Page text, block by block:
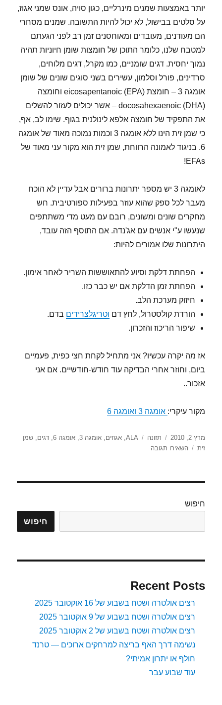
יותר באמצעות שמנים מינרליים, כגון סויה, אונס שמני אגוז,
על סלטים בבישול, לא יכול להיות התשובה. שמנים מסחרי
הם מעודנים, מעובדים ומאוחסנים זמן רב לפני הגעתם
למטבח שלנו, כלומר התוכן של חומצות שומן חיוניות תהיה
נמוך יחסית. דגים שומניים, כמו מקרל, דגים מלוחים,
סרדינים, פורל וסלמון, עשירים בשני סוגים שונים של שומן
אומגה 3 – חומצת eicosapentanoic (EPA) וחומצה
docosahexaenoic (DHA) – אשר יכולים לעזור להשלים
את התפקיד של חומצה אלפא לינולנית בגוף. שימו לב, אף,
כי שמן זית הינו ללא אומגה 3 וכמות נמוכה מאוד של אומגה
6. בניגוד לאמונה הרווחת, שמן זית הוא מקור עני מאוד של
EFAs!
לאומגה 3 יש מספר יתרונות ברורים אבל עדיין לא הוכח
מעבר לכל ספק שהוא עוזר בפעילות ספורטיבית. חש
מחקרים שונים ומשונים, רובם עם מעט מדי משתתפים
שנעשו ע"י אנשים עם אג'נדה. אם התוסף הזה עובד,
היתרונות שלו אמורים להיות:
הפחתת דלקת וסיוע להתאוששות השריר לאחר אימון.
הפחתת זמן הדלקת אם יש כבר כזו.
חיזוק מערכת הלב.
הורדת קולסטרול, לחץ דם וטריגלצרידים בדם.
שיפור הריכוז והזכרון.
אז מה יקרה עכשיו? אני מתחיל לקחת חצי כפית, פעמיים
ביום, וחוזר אחרי הבדיקה עוד חודש-חודשיים. אם אני
אזכור..
מקור עיקרי: אומגה 3 ואומגה 6
פורסם
בתאריך
מרץ 2, 2010 קטגוריות
תזונה תגיות
ALA
,אגוזים,אומגה 3 ,אומגה 6 ,דגים,שמן
זית
השאירו תגובה
חיפוש
חיפוש
Recent Posts
רצים אולטרה ושטח בשבוע של 16 אוקטובר 2025
רצים אולטרה ושטח בשבוע של 9 אוקטובר 2025
רצים אולטרה ושטח בשבוע של 2 אוקטובר 2025
נשימה דרך האף בריצה למרחקים ארוכים — טרנד
חולף או יתרון אמיתי?
עוד שבוע עבר